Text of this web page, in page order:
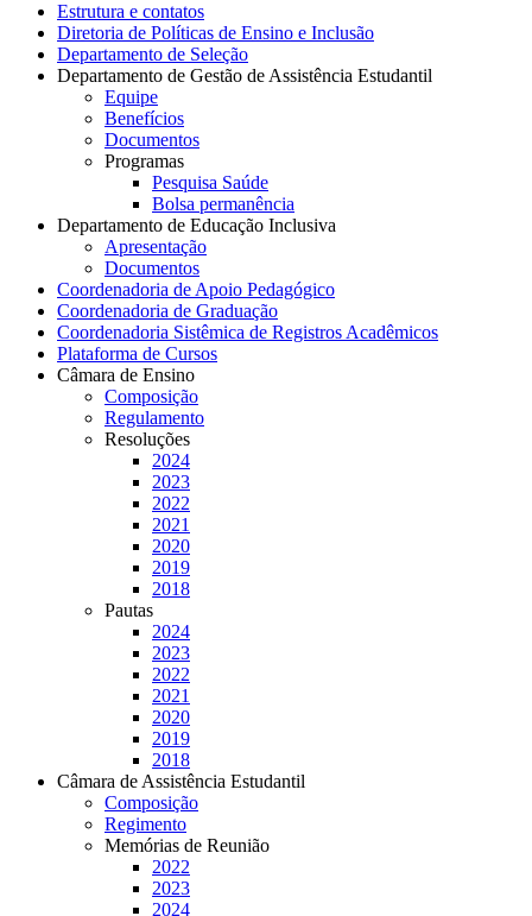
Estrutura e contatos
Diretoria de Políticas de Ensino e Inclusão
Departamento de Seleção
Departamento de Gestão de Assistência Estudantil
Equipe
Benefícios
Documentos
Programas
Pesquisa Saúde
Bolsa permanência
Departamento de Educação Inclusiva
Apresentação
Documentos
Coordenadoria de Apoio Pedagógico
Coordenadoria de Graduação
Coordenadoria Sistêmica de Registros Acadêmicos
Plataforma de Cursos
Câmara de Ensino
Composição
Regulamento
Resoluções
2024
2023
2022
2021
2020
2019
2018
Pautas
2024
2023
2022
2021
2020
2019
2018
Câmara de Assistência Estudantil
Composição
Regimento
Memórias de Reunião
2022
2023
2024